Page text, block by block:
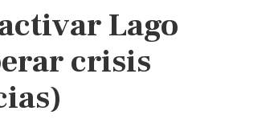
Lago
crisis